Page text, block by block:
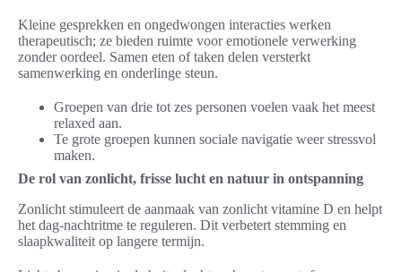
Kleine gesprekken en ongedwongen interacties werken
therapeutisch; ze bieden ruimte voor emotionele verwerking
zonder oordeel. Samen eten of taken delen versterkt
samenwerking en onderlinge steun.
Groepen van drie tot zes personen voelen vaak het meest
relaxed aan.
Te grote groepen kunnen sociale navigatie weer stressvol
maken.
De rol van zonlicht, frisse lucht en natuur in ontspanning
Zonlicht stimuleert de aanmaak van zonlicht vitamine D en helpt
het dag-nachtritme te reguleren. Dit verbetert stemming en
slaapkwaliteit op langere termijn.